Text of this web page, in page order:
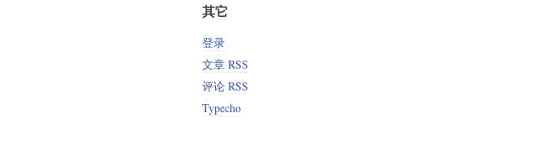
其它
登录
文章 RSS
评论 RSS
Typecho